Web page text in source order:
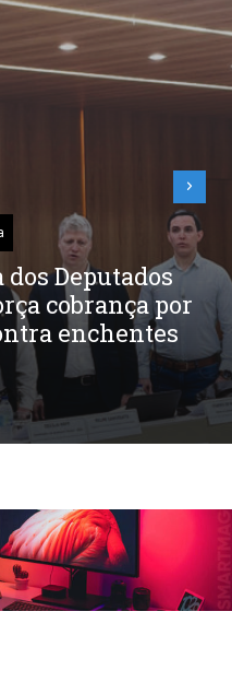
Deputados
cobrança por
enchentes